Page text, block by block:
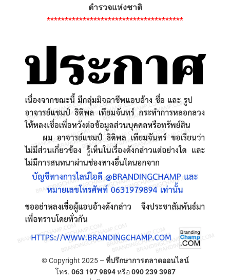
ตำรวจแห่งชาติ
**************************************
© Copyright 2025 – ที่ปรึกษาการตลาดออนไลน์
โทร. 063 197 9894หรือ090 239 3987